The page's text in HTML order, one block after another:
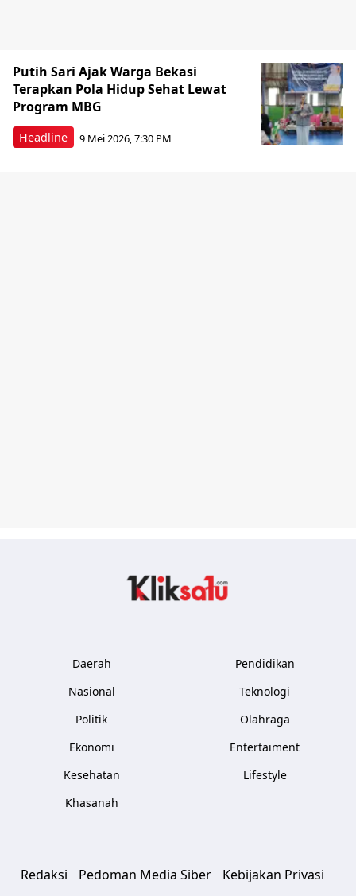
Headline
Putih Sari Ajak Warga Bekasi
Terapkan Pola Hidup Sehat Lewat
Program MBG
9 Mei 2026, 7:30 PM
Daerah
Nasional
Politik
Ekonomi
Kesehatan
Khasanah
Pendidikan
Teknologi
Olahraga
Entertaiment
Lifestyle
Redaksi Pedoman Media Siber
Kebijakan Privasi